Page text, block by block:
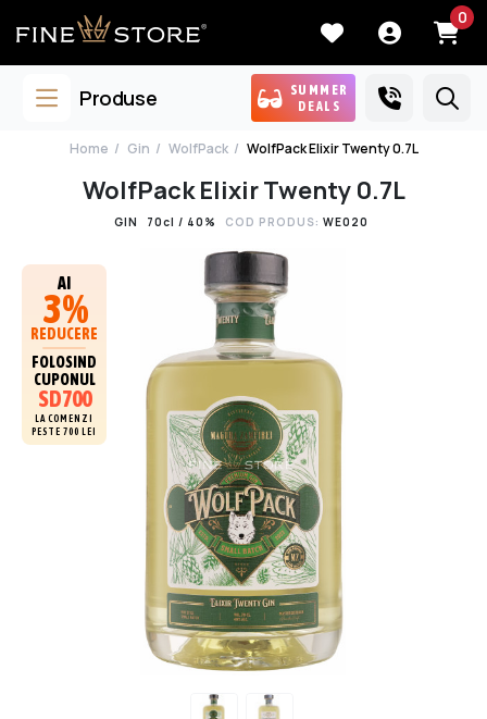
0
Produse
SUMMER
DEALS
Home Gin WolfPack WolfPack Elixir Twenty 0.7L
WolfPack Elixir Twenty 0.7L
GIN 70cl / 40% COD PRODUS: WE020
AI
3%
REDUCERE
FOLOSIND
CUPONUL
SD700
LA COMENZI
PESTE 700 LEI